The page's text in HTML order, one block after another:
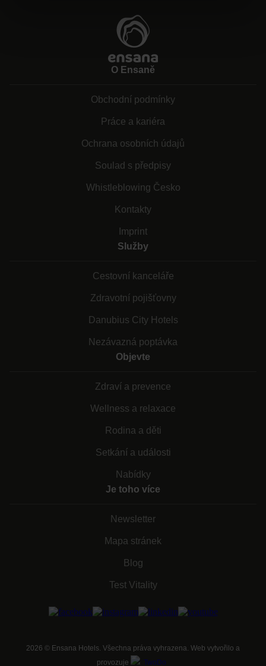
O Ensaně
Obchodní podmínky
Práce a kariéra
Ochrana osobních údajů
Soulad s předpisy
Whistleblowing Česko
Kontakty
Imprint
Služby
Cestovní kanceláře
Zdravotní pojišťovny
Danubius City Hotels
Nezávazná poptávka
Objevte
Zdraví a prevence
Wellness a relaxace
Rodina a děti
Setkání a události
Nabídky
Je toho více
Newsletter
Mapa stránek
Blog
Test Vitality
2026 © Ensana Hotels. Všechna práva vyhrazena. Web vytvořilo a
provozuje